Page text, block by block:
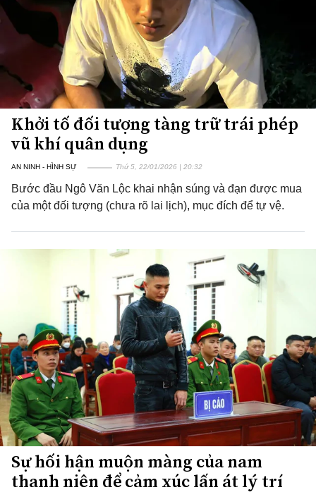
Khởi tố đối tượng tàng trữ trái phép
vũ khí quân dụng
AN NINH - HÌNH SỰ Thứ 5, 22/01/2026 | 20:32
Bước đầu Ngô Văn Lộc khai nhận súng và đạn được mua
của một đối tượng (chưa rõ lai lịch), mục đích để tự vệ.
Sự hối hận muộn màng của nam
thanh niên để cảm xúc lấn át lý trí